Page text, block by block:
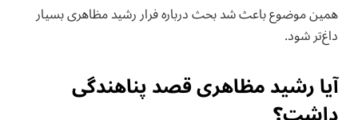
همین موضوع باعث شد بحث درباره فرار رشید مظاهری بسیار
داغ‌تر شود.
آیا رشید مظاهری قصد پناهندگی